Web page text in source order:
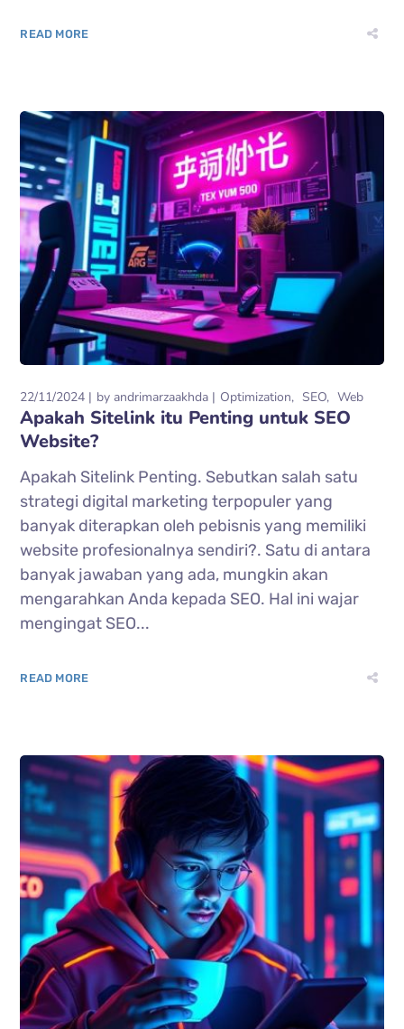
READ MORE
22/11/2024 by andrimarzaakhda Optimization SEO Web
Apakah Sitelink itu Penting untuk SEO
Website?
Apakah Sitelink Penting. Sebutkan salah satu
strategi digital marketing terpopuler yang
banyak diterapkan oleh pebisnis yang memiliki
website profesionalnya sendiri?. Satu di antara
banyak jawaban yang ada, mungkin akan
mengarahkan Anda kepada SEO. Hal ini wajar
mengingat SEO...
READ MORE